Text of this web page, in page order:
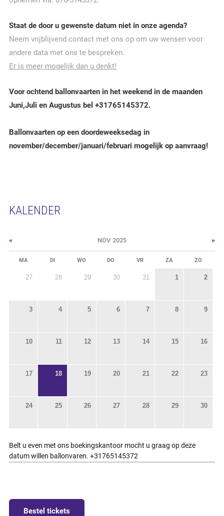
Staat de door u gewenste datum niet in onze agenda?
Neem vrijblijvend contact met ons op om uw wensen voor
andere data met ons te bespreken.
Er is meer mogelijk dan u denkt!
Voor ochtend ballonvaarten in het weekend in de maanden
Juni,Juli en Augustus bel +31765145372.
Ballonvaarten op een doordeweeksedag in
november/december/januari/februari mogelijk op aanvraag!
KALENDER
« NOV 2025 »
MA DI WO DO VR ZA ZO
27 28 29 30 31 1 2
3 4 5 6 7 8 9
10 11 12 13 14 15 16
17 18 19 20 21 22 23
24 25 26 27 28 29 30
Belt u even met ons boekingskantoor mocht u graag op deze
datum willen ballonvaren. +31765145372
Bestel tickets